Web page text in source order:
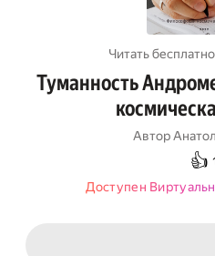
Читать
Туманность
Автор
👍
Доступен